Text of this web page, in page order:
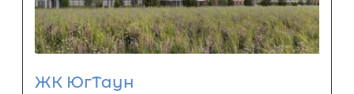
ЖК ЮгТаун